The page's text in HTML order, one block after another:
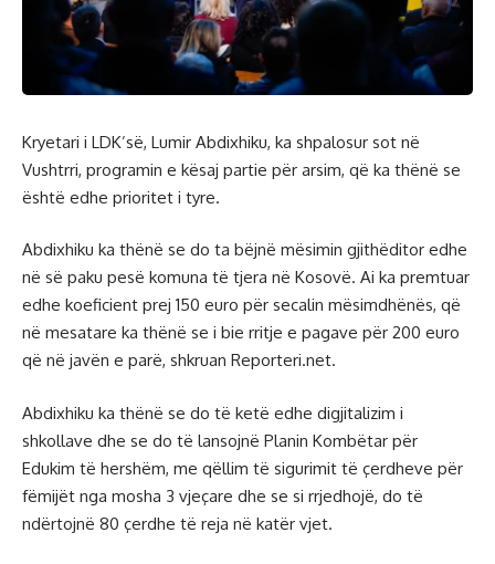
Kryetari i LDK’së, Lumir Abdixhiku, ka shpalosur sot në
Vushtrri, programin e kësaj partie për arsim, që ka thënë se
është edhe prioritet i tyre.
Abdixhiku ka thënë se do ta bëjnë mësimin gjithëditor edhe
në së paku pesë komuna të tjera në Kosovë. Ai ka premtuar
edhe koeficient prej 150 euro për secalin mësimdhënës, që
në mesatare ka thënë se i bie rritje e pagave për 200 euro
që në javën e parë, shkruan Reporteri.net.
Abdixhiku ka thënë se do të ketë edhe digjitalizim i
shkollave dhe se do të lansojnë Planin Kombëtar për
Edukim të hershëm, me qëllim të sigurimit të çerdheve për
fëmijët nga mosha 3 vjeçare dhe se si rrjedhojë, do të
ndërtojnë 80 çerdhe të reja në katër vjet.